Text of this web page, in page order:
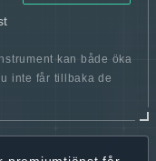
kan både öka
inte får tillbaka de